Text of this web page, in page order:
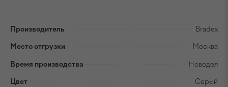
Производитель Bradex
Место отгрузки Москва
Время производства Новодел
Цвет Серый